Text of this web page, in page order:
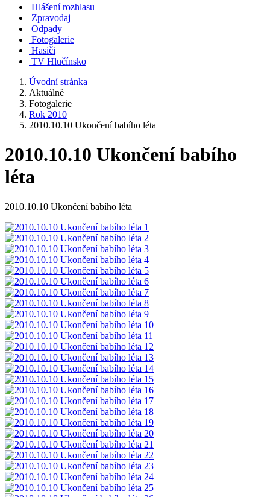
Hlášení rozhlasu
Zpravodaj
Odpady
Fotogalerie
Hasiči
TV Hlučínsko
Úvodní stránka
Aktuálně
Fotogalerie
Rok 2010
2010.10.10 Ukončení babího léta
2010.10.10 Ukončení babího
léta
2010.10.10 Ukončení babího léta